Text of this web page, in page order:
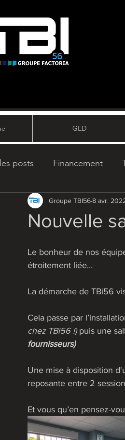
GED
posts Financement
Fournitures de bureau
Nouvelle
Groupe TBI568 avr.
Le bonheur de nos
étroitement liée…
La démarche de TBi56
Cela passe par
chez TBi56 !) puis une
fournisseurs)
Une mise à disposition
reposante entre 2
Et vous qu’en pensez-